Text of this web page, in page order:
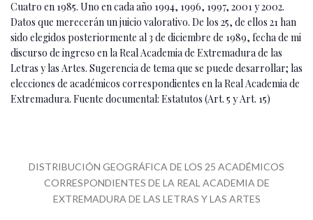
Cuatro en 1985. Uno en cada año 1994, 1996, 1997, 2001 y 2002.
Datos que merecerán un juicio valorativo. De los 25, de ellos 21 han
sido elegidos posteriormente al 3 de diciembre de 1989, fecha de mi
discurso de ingreso en la Real Academia de Extremadura de las
Letras y las Artes. Sugerencia de tema que se puede desarrollar; las
elecciones de académicos correspondientes en la Real Academia de
Extremadura. Fuente documental: Estatutos (Art. 5 y Art. 15)
DISTRIBUCIÓN GEOGRÁFICA DE LOS 25 ACADÉMICOS
CORRESPONDIENTES DE LA REAL ACADEMIA DE
EXTREMADURA DE LAS LETRAS Y LAS ARTES